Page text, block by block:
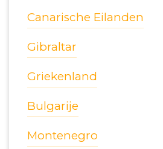
Canarische Eilanden
Gibraltar
Griekenland
Bulgarije
Montenegro